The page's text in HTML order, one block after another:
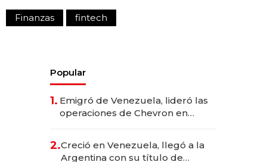
Finanzas fintech
Popular
1. Emigró de Venezuela, lideró las
operaciones de Chevron en
2.Creció en Venezuela, llegó a la
Argentina con su título de